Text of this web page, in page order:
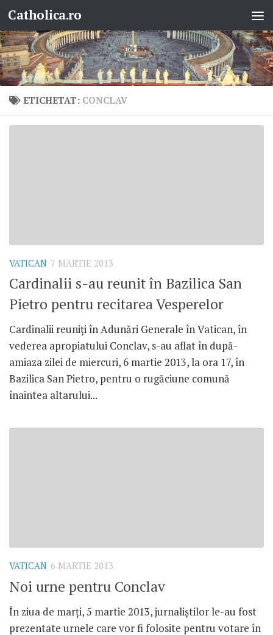
Skip to content
Catholica.ro
ETICHETAT: CONCLAV
VATICAN 7 MARTIE 2013
Cardinalii s-au reunit în Bazilica San
Pietro pentru recitarea Vesperelor
Cardinalii reuniţi în Adunări Generale în Vatican, în
vederea apropiatului Conclav, s-au aflat în după-
amiaza zilei de miercuri, 6 martie 2013, la ora 17, în
Bazilica San Pietro, pentru o rugăciune comună
înaintea altarului...
VATICAN 6 MARTIE 2013
Noi urne pentru Conclav
În ziua de marţi, 5 martie 2013, jurnaliştilor le-au fost
prezentate urnele care vor fi folosite pentru votare în